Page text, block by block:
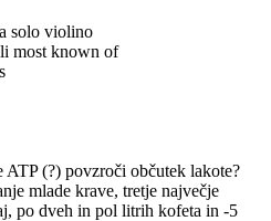
solo violino
most known of
ATP (?) povzroči občutek lakote?
mlade krave, tretje največje
po dveh in pol litrih kofeta in -5